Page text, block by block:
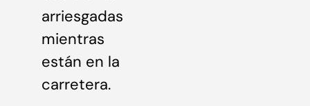
arriesgadas
mientras
están en la
carretera.